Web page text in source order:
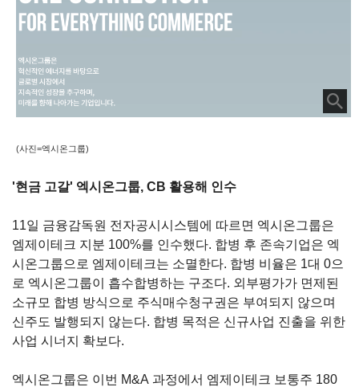
(사진=엑시온그룹)
'현금 고갈' 엑시온그룹, CB 활용해 인수
11일 금융감독원 전자공시시스템에 따르면 엑시온그룹은
엠제이테크 지분 100%를 인수했다. 합병 후 존속기업은 엑
시온그룹으로 엠제이테크는 소멸한다. 합병 비율은 1대 0으
로 엑시온그룹이 흡수합병하는 구조다. 외부평가가 면제된
소규모 합병 방식으로 주식매수청구권은 부여되지 않으며
신주도 발행되지 않는다. 합병 목적은 신규사업 진출을 위한
사업 시너지 확보다.
엑시온그룹은 이번 M&A 과정에서 엠제이테크 보통주 180